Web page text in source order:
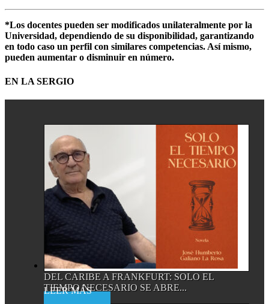
*Los docentes pueden ser modificados unilateralmente por la
Universidad, dependiendo de su disponibilidad, garantizando
en todo caso un perfil con similares competencias. Así mismo,
pueden aumentar o disminuir en número.
EN LA SERGIO
DEL CARIBE A FRANKFURT: SOLO EL
TIEMPO NECESARIO SE ABRE...